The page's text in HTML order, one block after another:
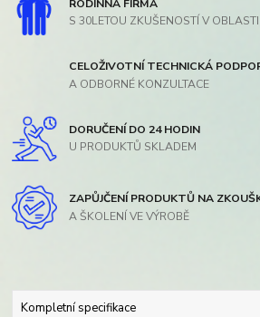
RODINNÁ FIRMA
S 30LETOU ZKUŠENOSTÍ V OBLASTI
CELOŽIVOTNÍ TECHNICKÁ
A ODBORNÉ KONZULTACE
DORUČENÍ DO 24 HODIN
U PRODUKTŮ SKLADEM
ZAPŮJČENÍ PRODUKTŮ NA
A ŠKOLENÍ VE VÝROBĚ
Kompletní specifikace